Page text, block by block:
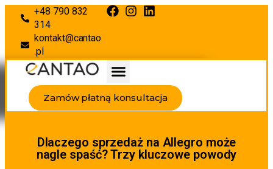
+48 790 832
314
kontakt@cantao
.pl
Zamów płatną konsultacja
Dlaczego sprzedaż na Allegro może
nagle spaść? Trzy kluczowe powody